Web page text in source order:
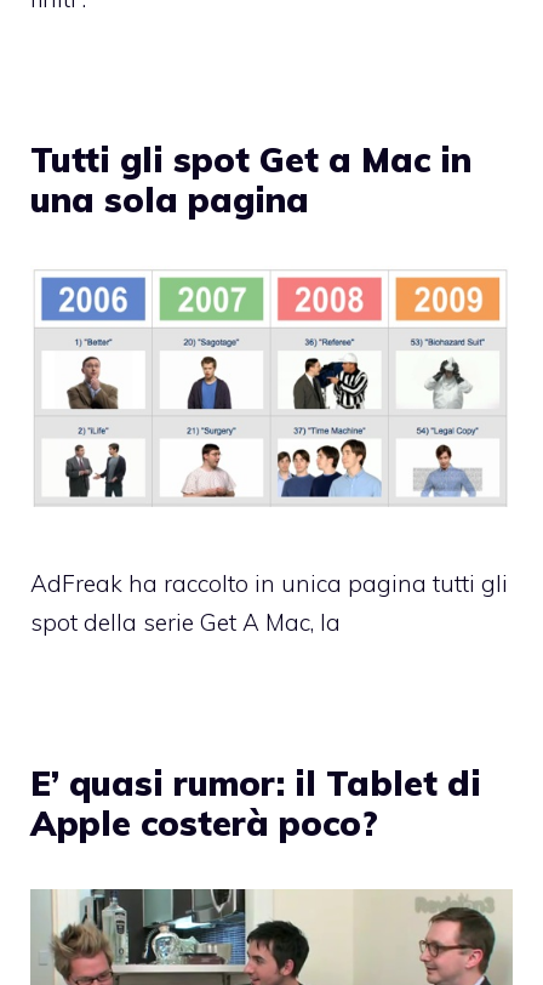
Tutti gli spot Get a Mac in
una sola pagina
AdFreak ha raccolto in unica pagina tutti gli
spot della serie Get A Mac, la
E’ quasi rumor: il Tablet di
Apple costerà poco?